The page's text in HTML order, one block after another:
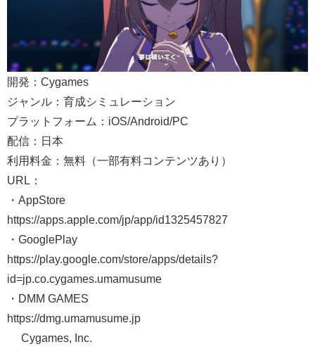
開発：Cygames
ジャンル：育成シミュレーション
プラットフォーム：iOS/Android/PC
配信：日本
利用料金：無料（一部有料コンテンツあり）
URL：
・AppStore
https://apps.apple.com/jp/app/id1325457827
・GooglePlay
https://play.google.com/store/apps/details?
id=jp.co.cygames.umamusume
・DMM GAMES
https://dmg.umamusume.jp
© Cygames, Inc.